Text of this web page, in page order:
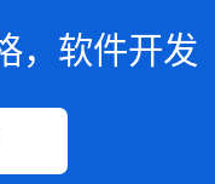
，软件开发